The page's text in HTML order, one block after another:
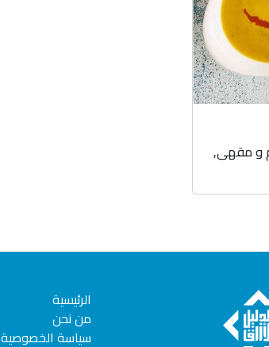
و مقهى,
الرئيسية
من نحن
سياسة الخصوصية